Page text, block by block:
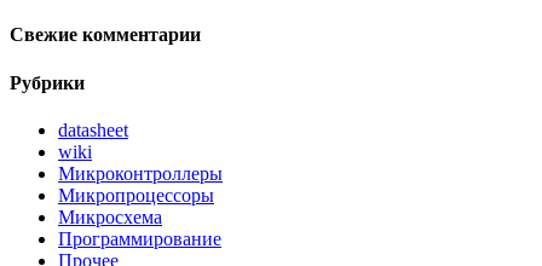
Свежие комментарии
Рубрики
datasheet
wiki
Микроконтроллеры
Микропроцессоры
Микросхема
Программирование
Прочее